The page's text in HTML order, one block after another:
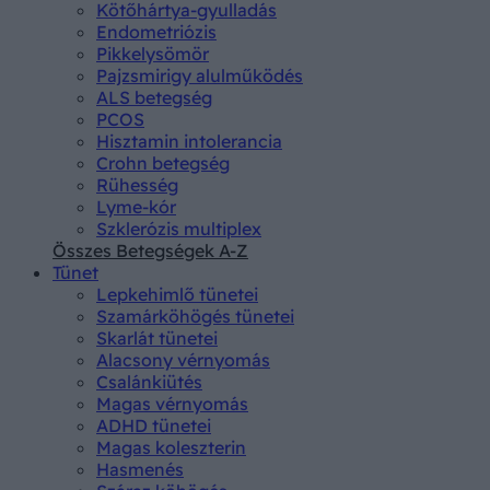
Kötőhártya-gyulladás
Endometriózis
Pikkelysömör
Pajzsmirigy alulműködés
ALS betegség
PCOS
Hisztamin intolerancia
Crohn betegség
Rühesség
Lyme-kór
Szklerózis multiplex
Összes Betegségek A-Z
Tünet
Lepkehimlő tünetei
Szamárköhögés tünetei
Skarlát tünetei
Alacsony vérnyomás
Csalánkiütés
Magas vérnyomás
ADHD tünetei
Magas koleszterin
Hasmenés